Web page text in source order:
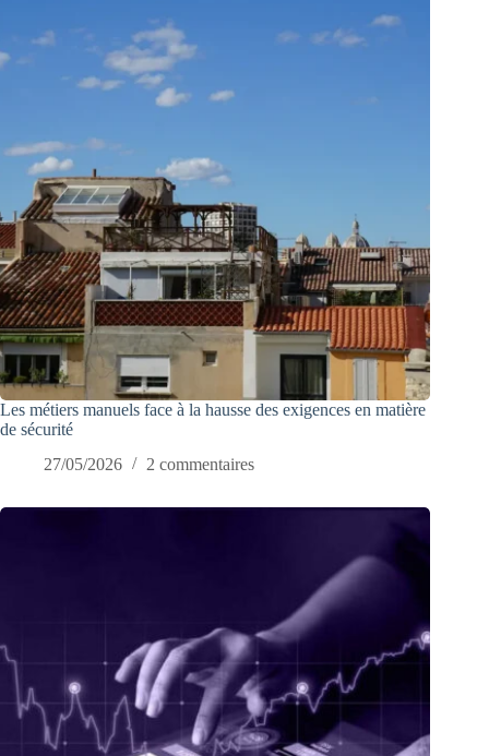
Les métiers manuels face à la hausse des exigences en matière
de sécurité
27/05/2026
2 commentaires